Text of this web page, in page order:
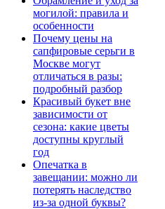
могилой: правила и
особенности
Почему цены на
сапфировые серьги в
Москве могут
отличаться в разы:
подробный разбор
Красивый букет вне
зависимости от
сезона: какие цветы
доступны круглый
год
Опечатка в
завещании: можно ли
потерять наследство
из-за одной буквы?